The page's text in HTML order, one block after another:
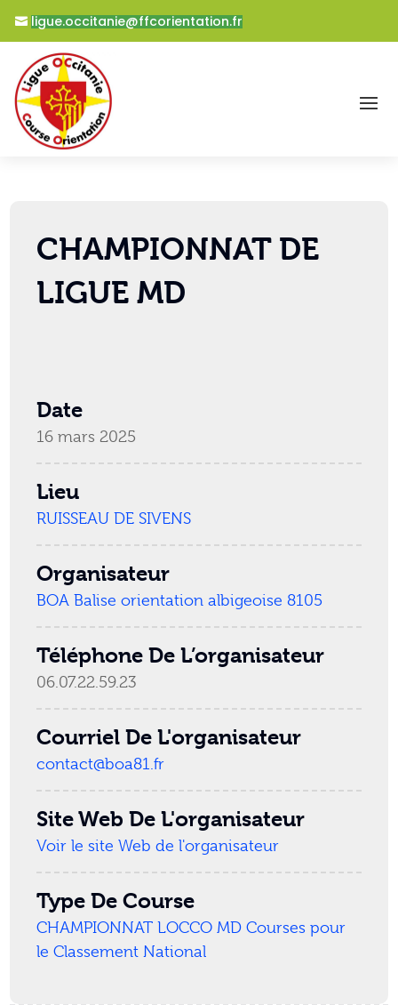
ligue.occitanie@ffcorientation.fr
CHAMPIONNAT DE
LIGUE MD
Date
16 mars 2025
Lieu
RUISSEAU DE SIVENS
Organisateur
BOA Balise orientation albigeoise 8105
Téléphone De L’organisateur
06.07.22.59.23
Courriel De L'organisateur
contact@boa81.fr
Site Web De L'organisateur
Voir le site Web de l'organisateur
Type De Course
CHAMPIONNAT LOCCO MD Courses pour
le Classement National